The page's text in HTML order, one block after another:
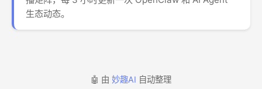
生态动态。
🤖 由 妙趣AI 自动整理